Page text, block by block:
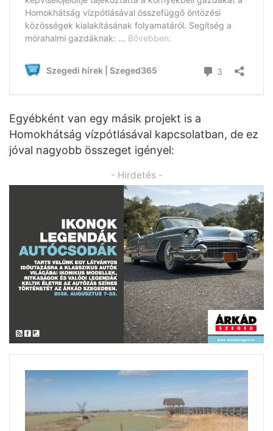
Egyébként van egy másik projekt is a
Homokhátság vízpótlásával kapcsolatban, de ez
jóval nagyobb összeget igényel:
- Hirdetés -